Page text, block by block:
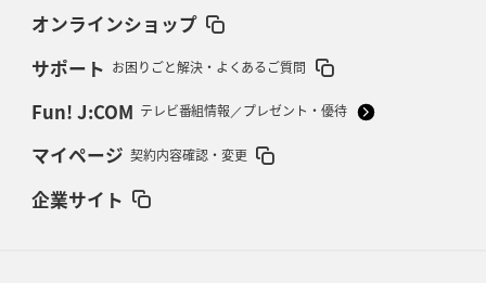
オンラインショップ
サポート お困りごと解決・よくあるご質問
Fun! J:COM テレビ番組情報／プレゼント・優待
マイページ 契約内容確認・変更
企業サイト